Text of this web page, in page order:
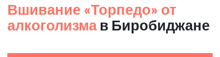
Вшивание «Торпедо» от
алкоголизма в Биробиджане